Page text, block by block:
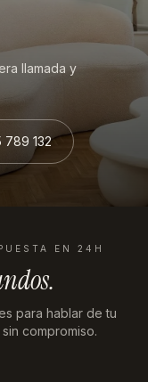
llamada y
789 132
EN 24H
.
para hablar de tu
sin compromiso.